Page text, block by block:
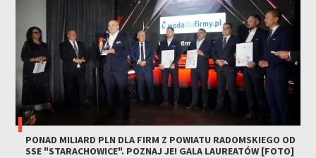
PONAD MILIARD PLN DLA FIRM Z POWIATU RADOMSKIEGO OD
SSE "STARACHOWICE". POZNAJ JE! GALA LAUREATÓW [FOTO]